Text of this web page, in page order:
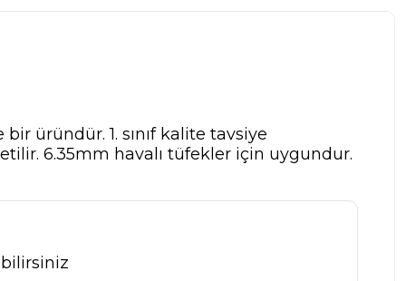
üründür. 1. sınıf kalite tavsiye
6.35mm havalı tüfekler için uygundur.